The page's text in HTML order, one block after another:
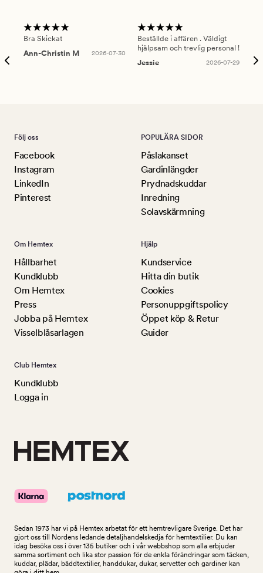
Bra Skickat
Ann-Christin M
2026-07-30
Beställde i affären . Väldigt
hjälpsam och trevlig personal !
Jessie
2026-07-29
Följ oss
Facebook
Instagram
LinkedIn
Pinterest
POPULÄRA SIDOR
Påslakanset
Gardinlängder
Prydnadskuddar
Inredning
Solavskärmning
Om Hemtex
Hållbarhet
Kundklubb
Om Hemtex
Press
Jobba på Hemtex
Visselblåsarlagen
Hjälp
Kundservice
Hitta din butik
Cookies
Personuppgiftspolicy
Öppet köp & Retur
Guider
Club Hemtex
Kundklubb
Logga in
Sedan 1973 har vi på Hemtex arbetat för ett hemtrevligare Sverige. Det har
gjort oss till Nordens ledande detaljhandelskedja för hemtextilier. Du kan
idag besöka oss i över 135 butiker och i vår webbshop som alla erbjuder
samma sortiment och lika stor passion för de enkla förändringar som täcken,
kuddar, plädar, bäddtextilier, handdukar, dukar, servetter och gardiner kan